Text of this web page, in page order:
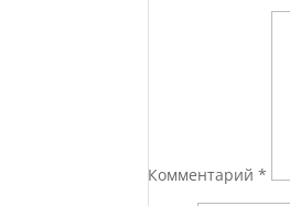
Комментарий*